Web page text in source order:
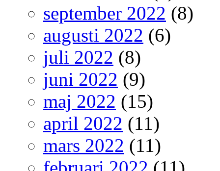
september 2022 (8)
augusti 2022 (6)
juli 2022 (8)
juni 2022 (9)
maj 2022 (15)
april 2022 (11)
mars 2022 (11)